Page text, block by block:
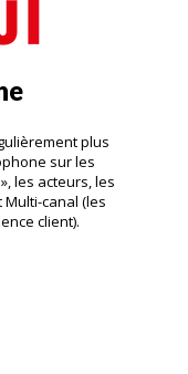
plus
sur les
les acteurs, les
canal (les
client).